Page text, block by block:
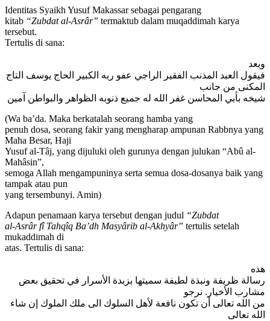
Identitas Syaikh Yusuf Makassar sebagai pengarang
kitab “Zubdat al-Asrâr” termaktub dalam muqaddimah karya
tersebut.
Tertulis di sana:
وبعد
فيقول العبد المذنب الفقير الراجي عفو ربه الكبير الحاج يوسف التاج
المكنى من جانب
شيخه بأبي المحاسن غفر الله له جميع ذنوبه الظواهر والبواطن آمين
(Wa ba’da. Maka berkatalah seorang hamba yang
penuh dosa, seorang fakir yang mengharap ampunan Rabbnya yang
Maha Besar, Haji
Yusuf al-Tâj, yang dijuluki oleh gurunya dengan julukan “Abû al-
Mahâsin”,
semoga Allah mengampuninya serta semua dosa-dosanya baik yang
tampak atau pun
yang tersembunyi. Amin)
Adapun penamaan karya tersebut dengan judul “Zubdat
al-Asrâr fî Tahqîq Ba’dh Masyârib al-Akhyâr” tertulis setelah
mukaddimah di
atas. Tertulis di sana:
هذه
رسالة ظريفة ونبذة لطيفة سميتها بزبدة الأسرار في تحقيق بعض
مشارب الأخيار. نرجو
من الله تعالى أن تكون نافعة لأهل السلوك الى ملك الملوك إن شاء
الله تعالى